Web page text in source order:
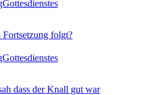
folgt?
dass der Knall gut war